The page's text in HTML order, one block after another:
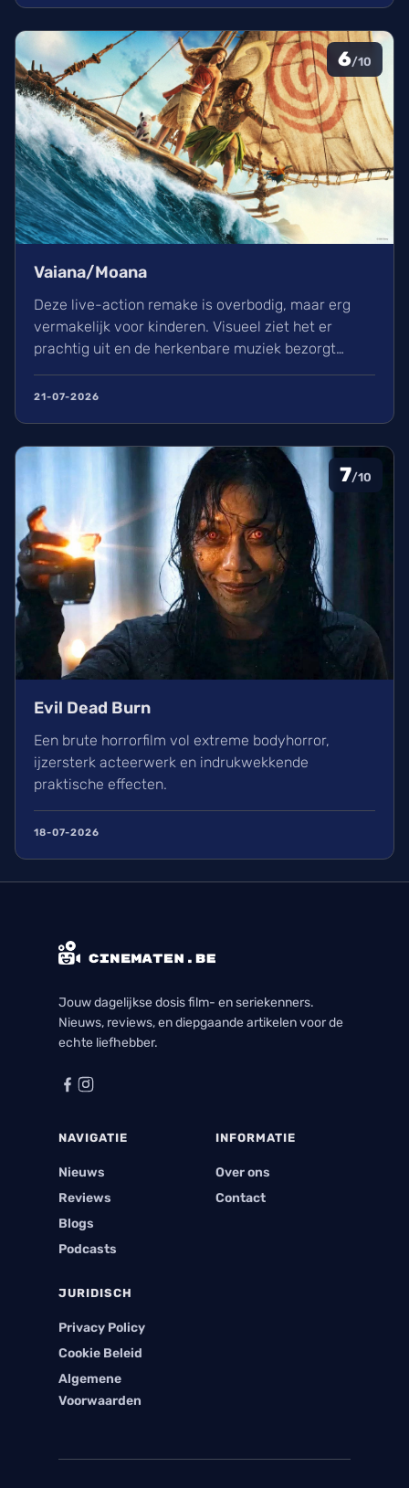
6/10
Vaiana/Moana
Deze live-action remake is overbodig, maar erg
vermakelijk voor kinderen. Visueel ziet het er
prachtig uit en de herkenbare muziek bezorgt
avontuur voor een heerlijke ervaring in de
21-07-2026
7/10
Evil Dead Burn
Een brute horrorfilm vol extreme bodyhorror,
ijzersterk acteerwerk en indrukwekkende
praktische effecten.
18-07-2026
Jouw dagelijkse dosis film- en seriekenners.
Nieuws, reviews, en diepgaande artikelen voor de
echte liefhebber.
NAVIGATIE
Nieuws
Reviews
Blogs
Podcasts
INFORMATIE
Over ons
Contact
JURIDISCH
Privacy Policy
Cookie Beleid
Algemene
Voorwaarden